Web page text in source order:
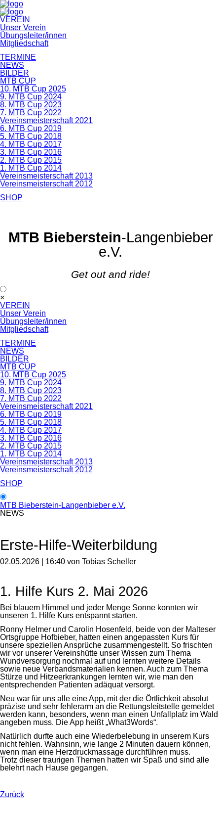
Navigation
überspringen
VEREIN
Unser Verein
Übungsleiter/innen
Mitgliedschaft
TERMINE
NEWS
BILDER
MTB CUP
10. MTB Cup 2025
9. MTB Cup 2024
8. MTB Cup 2023
7. MTB Cup 2022
Vereinsmeisterschaft 2021
6. MTB Cup 2019
5. MTB Cup 2018
4. MTB Cup 2017
3. MTB Cup 2016
2. MTB Cup 2015
1. MTB Cup 2014
Vereinsmeisterschaft 2013
Vereinsmeisterschaft 2012
SHOP
MTB Bieberstein-Langenbieber
e.V.
Get out and ride!
×
überspringen
VEREIN
Unser Verein
Übungsleiter/innen
Mitgliedschaft
TERMINE
NEWS
BILDER
MTB CUP
10. MTB Cup 2025
9. MTB Cup 2024
8. MTB Cup 2023
7. MTB Cup 2022
Vereinsmeisterschaft 2021
6. MTB Cup 2019
5. MTB Cup 2018
4. MTB Cup 2017
3. MTB Cup 2016
2. MTB Cup 2015
1. MTB Cup 2014
Vereinsmeisterschaft 2013
Vereinsmeisterschaft 2012
SHOP
MTB Bieberstein-Langenbieber e.V.
NEWS
Erste-Hilfe-Weiterbildung
02.05.2026 | 16:40 von Tobias Scheller
1. Hilfe Kurs 2. Mai 2026
Bei blauem Himmel und jeder Menge Sonne konnten wir
unseren 1. Hilfe Kurs entspannt starten.
Ronny Helmer und Carolin Hosenfeld, beide von der Malteser
Ortsgruppe Hofbieber, hatten einen angepassten Kurs für
unsere speziellen Ansprüche zusammengestellt. So frischten
wir vor unserer Vereinshütte unser Wissen zum Thema
Wundversorgung nochmal auf und lernten weitere Details
sowie neue Verbandsmaterialien kennen. Auch zum Thema
Stürze und Hitzeerkrankungen lernten wir, wie man den
entsprechenden Patienten adäquat versorgt.
Neu war für uns alle eine App, mit der die Örtlichkeit absolut
präzise und sehr fehlerarm an die Rettungsleitstelle gemeldet
werden kann, besonders, wenn man einen Unfallplatz im Wald
angeben muss. Die App heißt „What3Words“.
Natürlich durfte auch eine Wiederbelebung in unserem Kurs
nicht fehlen. Wahnsinn, wie lange 2 Minuten dauern können,
wenn man eine Herzdruckmassage durchführen muss.
Trotz dieser traurigen Themen hatten wir Spaß und sind alle
belehrt nach Hause gegangen.
Zurück